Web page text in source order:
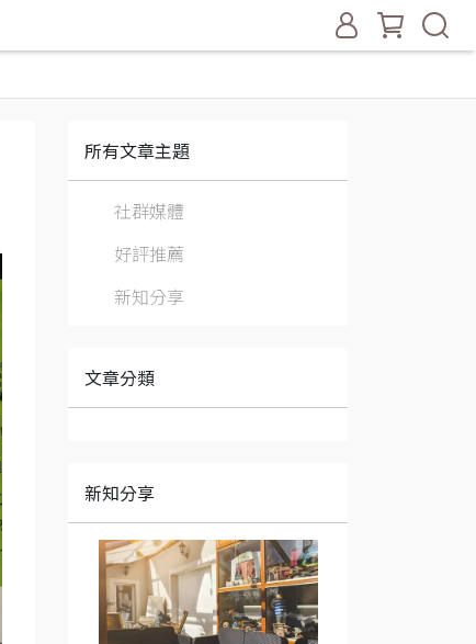
所有文章主題
社群媒體
好評推薦
新知分享
文章分類
新知分享